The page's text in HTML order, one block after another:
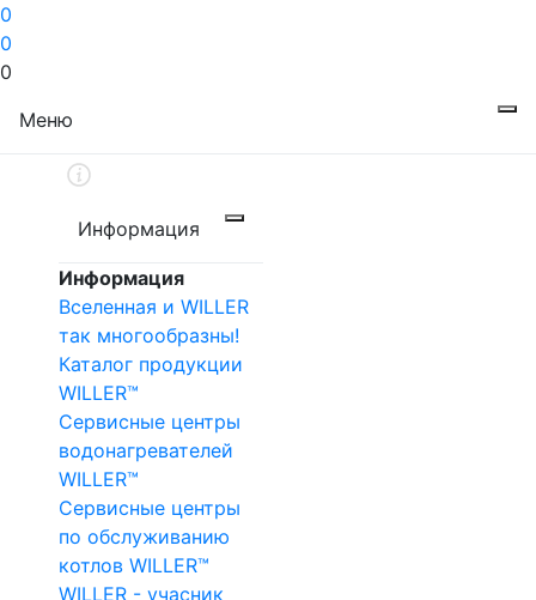
0
0
0
Меню
Информация
Информация
Вселенная и WILLER
так многообразны!
Каталог продукции
WILLER™
Сервисные центры
водонагревателей
WILLER™
Сервисные центры
по обслуживанию
котлов WILLER™
WILLER - учасник